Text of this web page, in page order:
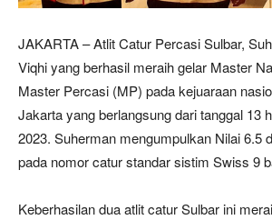
JAKARTA – Atlit Catur Percasi Sulbar,
Viqhi yang berhasil meraih gelar Master
Master Percasi (MP) pada kejuaraan
Jakarta yang berlangsung dari tanggal 13
2023. Suherman mengumpulkan Nilai 6.5
pada nomor catur standar sistim Swiss 9
Keberhasilan dua atlit catur Sulbar ini